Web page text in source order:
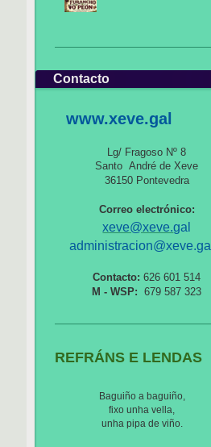
Contacto
www.xeve.gal
Lg/ Fragoso Nº 8
Santo André de Xeve
36150 Pontevedra
Correo electrónico:
xeve@xeve.gal
administracion@xeve.gal
Contacto: 626 601 514
M - WSP:
679 587 323
REFRÁNS E LENDAS
Baguiño a baguiño,
fixo unha vella,
unha pipa de viño.